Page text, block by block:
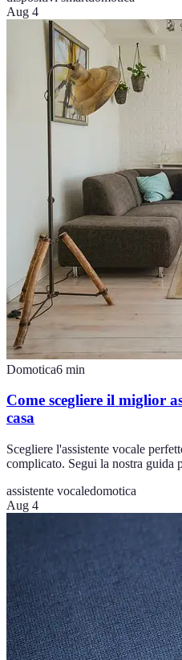
Aug 4
Domotica6 min
Come scegliere il miglior
casa
Scegliere l'assistente vocale
complicato. Segui la nostra guida
assistente vocaledomotica
Aug 4